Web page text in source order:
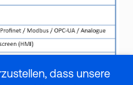
dass unsere